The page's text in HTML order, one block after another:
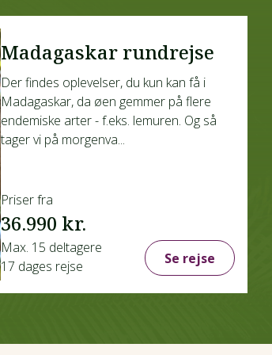
Madagaskar rundrejse
Der findes oplevelser, du kun kan få i
Madagaskar, da øen gemmer på flere
endemiske arter - f.eks. lemuren. Og så
tager vi på morgenva...
Priser fra
36.990 kr.
Max. 15 deltagere
17 dages rejse
Se rejse